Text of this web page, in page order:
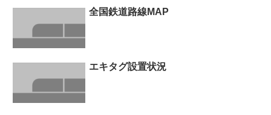
全国鉄道路線MAP
エキタグ設置状況